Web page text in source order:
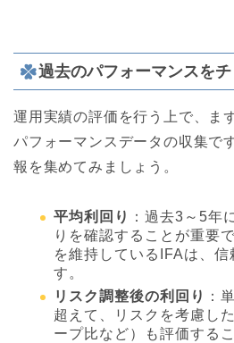
過去のパフォーマンスをチ
運用実績の評価を行う上で、ま
パフォーマンスデータの収集で
報を集めてみましょう。
平均利回り
：過去3～5年
りを確認することが重要
を維持しているIFAは、信
す。
リスク調整後の利回り
：
超えて、リスクを考慮し
ープ比など）も評価する